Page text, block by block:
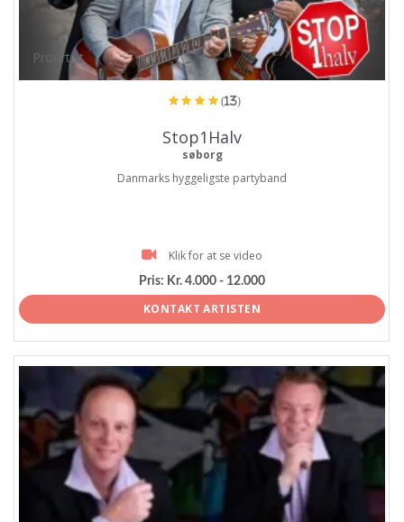
ProArtist
(13)
Stop1Halv
søborg
Danmarks hyggeligste partyband
Klik for at se video
Pris: Kr. 4.000 - 12.000
KONTAKT ARTISTEN